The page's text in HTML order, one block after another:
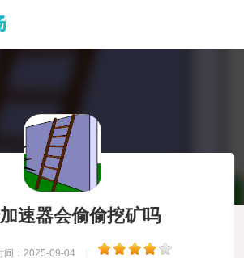
速器会偷偷挖矿吗
间：2025-09-04